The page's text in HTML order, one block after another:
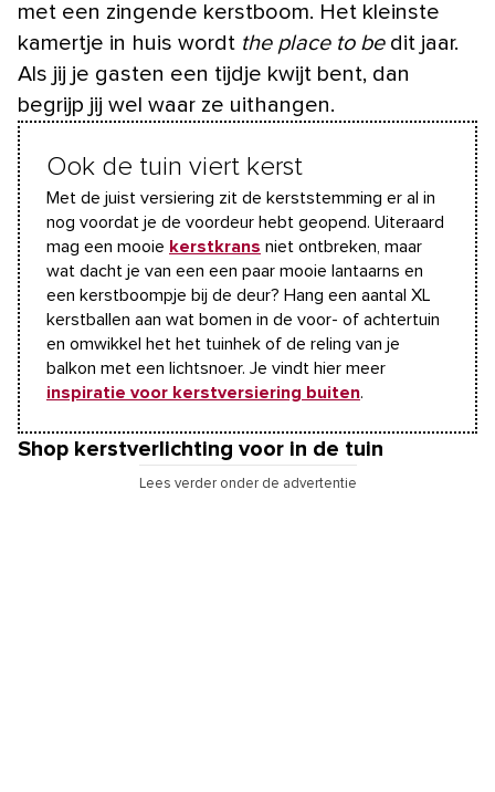
met een zingende kerstboom. Het kleinste
kamertje in huis wordt the place to bedit jaar.
Als jij je gasten een tijdje kwijt bent, dan
begrijp jij wel waar ze uithangen.
Ook de tuin viert kerst
Met de juist versiering zit de kerststemming er al in
nog voordat je de voordeur hebt geopend. Uiteraard
mag een mooie kerstkrans niet ontbreken, maar
wat dacht je van een een paar mooie lantaarns en
een kerstboompje bij de deur? Hang een aantal XL
kerstballen aan wat bomen in de voor- of achtertuin
en omwikkel het het tuinhek of de reling van je
balkon met een lichtsnoer. Je vindt hier meer
inspiratie voor kerstversiering buiten.
Shop kerstverlichting voor in de tuin
Lees verder onder de advertentie